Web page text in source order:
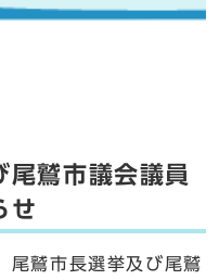
尾鷲市議会議員
せ
鷲市長選挙及び尾鷲